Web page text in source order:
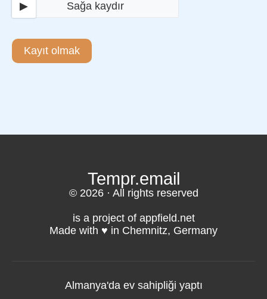
▶ Sağa kaydır
Kayıt olmak
Tempr.email
© 2026 · All rights reserved
is a project of appfield.net
Made with ♥️ in Chemnitz, Germany
Almanya'da ev sahipliği yaptı